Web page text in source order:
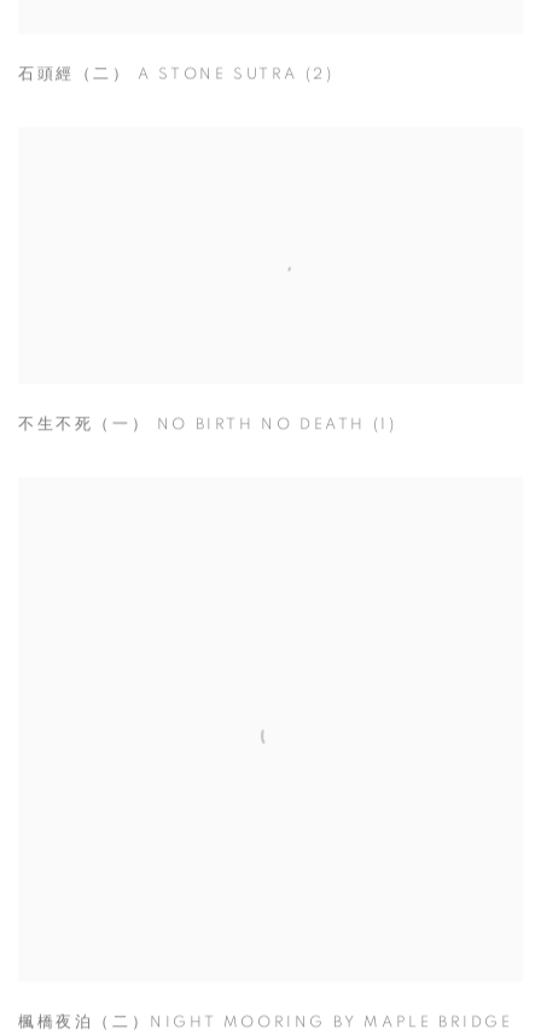
石頭經（二） A STONE SUTRA (2)
不生不死（一） NO BIRTH NO DEATH (1)
楓橋夜泊（二）NIGHT MOORING BY MAPLE BRIDGE